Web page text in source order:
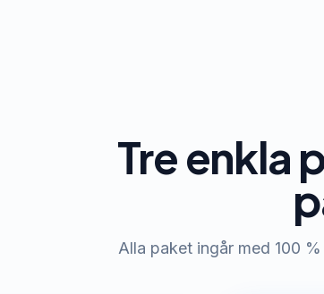
Tre enkla
Alla paket ingår med 100